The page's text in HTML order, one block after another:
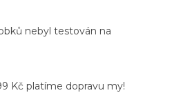
nebyl testován na
Kč platíme dopravu my!